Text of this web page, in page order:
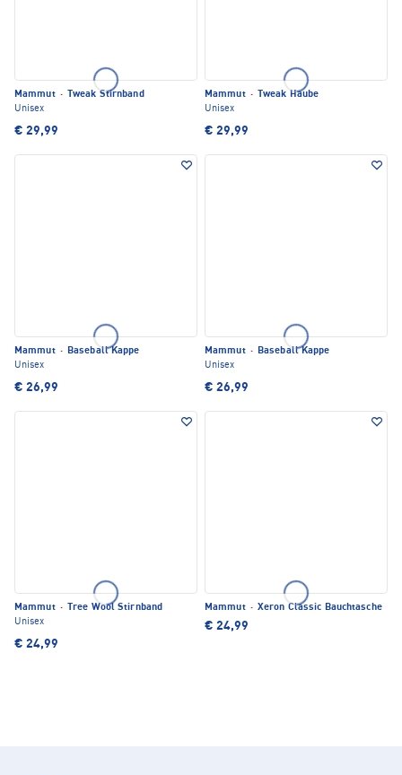
Mammut ·
Tweak Stirnband
Unisex
€ 29,99
Mammut ·
Tweak Haube
Unisex
€ 29,99
Mammut · Baseball Kappe
Unisex
€ 26,99
Mammut · Baseball Kappe
Unisex
€ 26,99
Mammut ·
Tree Wool Stirnband
Unisex
€ 24,99
Mammut · Xeron Classic Bauchtasche
€ 24,99